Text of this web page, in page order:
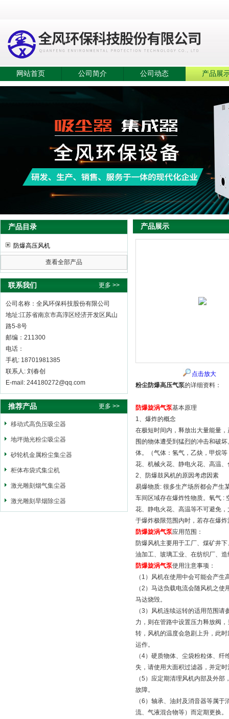
网站首页 公司简介 公司动态 产品展
产品目录
防爆高压风机
查看全部产品
联系我们 更多 >>
公司名称：全风环保科技股份有限公司
地址:江苏省南京市高淳区经济开发区凤山
路5-8号
邮编：211300
电话：
手机: 18701981385
联系人: 刘春创
E-mail: 244180272@qq.com
推荐产品 更多 >>
移动式高负压吸尘器
地坪抛光粉尘吸尘器
砂轮机金属粉尘集尘器
柜体布袋式集尘机
激光雕刻烟气集尘器
激光雕刻旱烟除尘器
产品展示
点击放大
粉尘防爆高压气泵的详细资料：
防爆旋涡气泵基本原理
1、爆炸的概念
在极短时间内，释放出大量能量
围的物体遭受到猛烈的冲击和破
体。（气体：氢气，乙炔，甲烷
花、机械火花、静电火花、高温
2、防爆鼓风机的原因考虑因素
易爆物质: 很多生产场所都会产生
车间区域存在爆炸性物质。氧气 :
花、静电火花、高温等不可避免
于爆炸极限范围内时，若存在爆
防爆旋涡气泵应用范围：
防爆风机主要用于工厂、煤矿井
油加工、玻璃工业、在纺织厂、
防爆旋涡气泵使用注意事项：
（1）风机在使用中会可能会产
（2）马达负载电流会随风机之
马达烧毁。
（3）风机连续运转的适用范围
力，则在管路中设置压力释放阀
转，风机的温度会急剧上升，此
运作。
（4）硬质物体、尘袋粉粒体、
失，请使用大面积过滤器，并定
（5）应定期清理风机内部及外
故障。
（6）轴承、油封及消音器等属
流、气液混合物等）而定期更换。